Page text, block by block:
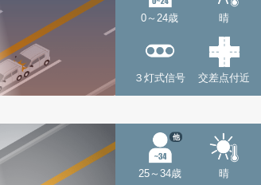
0～24歳 晴
３灯式信号 交差点付近
25～34歳
他
晴